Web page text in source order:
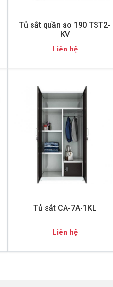
Tủ sắt quần áo 190 TST2-
KV
Liên hệ
Tủ sắt CA-7A-1KL
Liên hệ